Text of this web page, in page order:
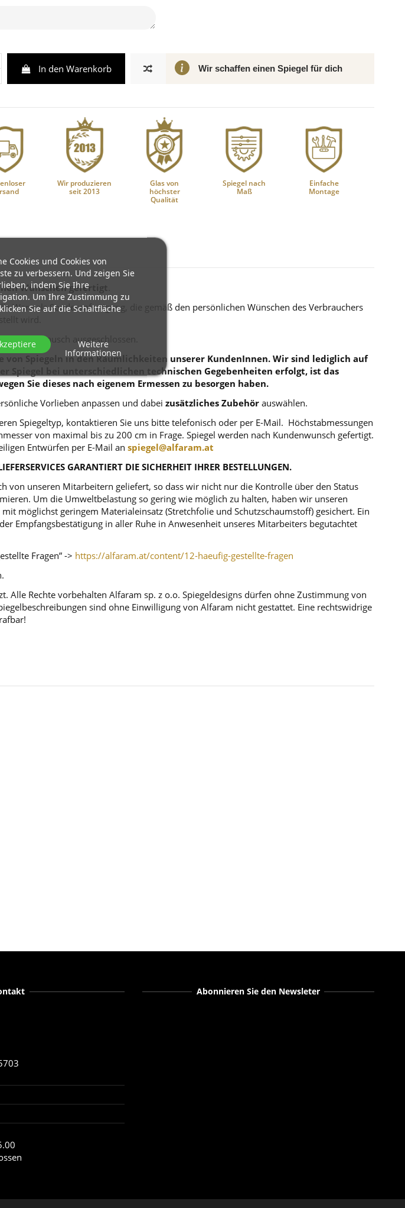
In den Warenkorb Wir schaffen einen Spiegel für dich
Wir produzieren
seit 2013
Glas von
höchster
Qualität
Spiegel nach
Maß
Einfache
Montage
Wünschen gefertigt
Ware als Sonderanfertigung, die gemäß den persönlichen Wünschen des Verbrauchers
wird.
und Umtausch ausgeschlossen.
Spiegeln in den Räumlichkeiten unserer KundenInnen. Wir sind lediglich auf
Spiegel bei unterschiedlichen technischen Gegebenheiten erfolgt, ist das
Sie dieses nach eigenem Ermessen zu besorgen haben.
Vorlieben anpassen und dabei zusätzliches Zubehörauswählen.
Spiegeltyp, kontaktieren Sie uns bitte telefonisch oder per E-Mail. Höchstabmessungen
von maximal bis zu 200 cm in Frage. Spiegel werden nach Kundenwunsch gefertigt.
Entwürfen per E-Mail an spiegel@alfaram.at
GARANTIERT DIE SICHERHEIT IHRER BESTELLUNGEN.
von unseren Mitarbeitern geliefert, so dass wir nicht nur die Kontrolle über den Status
Um die Umweltbelastung so gering wie möglich zu halten, haben wir unseren
möglichst geringem Materialeinsatz (Stretchfolie und Schutzschaumstoff) gesichert. Ein
Empfangsbestätigung in aller Ruhe in Anwesenheit unseres Mitarbeiters begutachtet
Fragen” -> https://alfaram.at/content/12-haeufig-gestellte-fragen
Alle Rechte vorbehalten Alfaram sp. z o.o. Spiegeldesigns dürfen ohne Zustimmung von
sind ohne Einwilligung von Alfaram nicht gestattet. Eine rechtswidrige
Cookies und Cookies von
zu verbessern. Und zeigen Sie
indem Sie Ihre
Um Ihre Zustimmung zu
Sie auf die Schaltfläche
Weitere
Informationen
Abonnieren Sie den Newsleter